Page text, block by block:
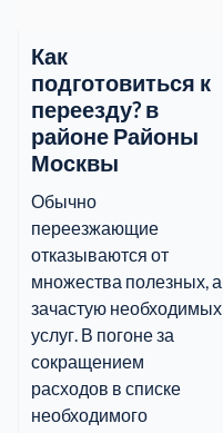
Как
подготовиться к
переезду? в
районе Районы
Москвы
Обычно
переезжающие
отказываются от
множества полезных, а
зачастую необходимых
услуг. В погоне за
сокращением
расходов в списке
необходимого